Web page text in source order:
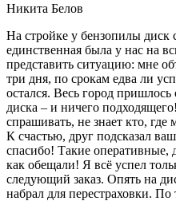
Никита Белов
На стройке у бензопилы диск
единственная была у нас на
представить ситуацию: мне
три дня, по срокам едва ли
остался. Весь город
диска – и ничего
спрашивать, не знает кто,
К счастью, друг подсказал
спасибо! Такие оперативные,
как обещали! Я всё успел
следующий заказ. Опять на
набрал для перестраховки.